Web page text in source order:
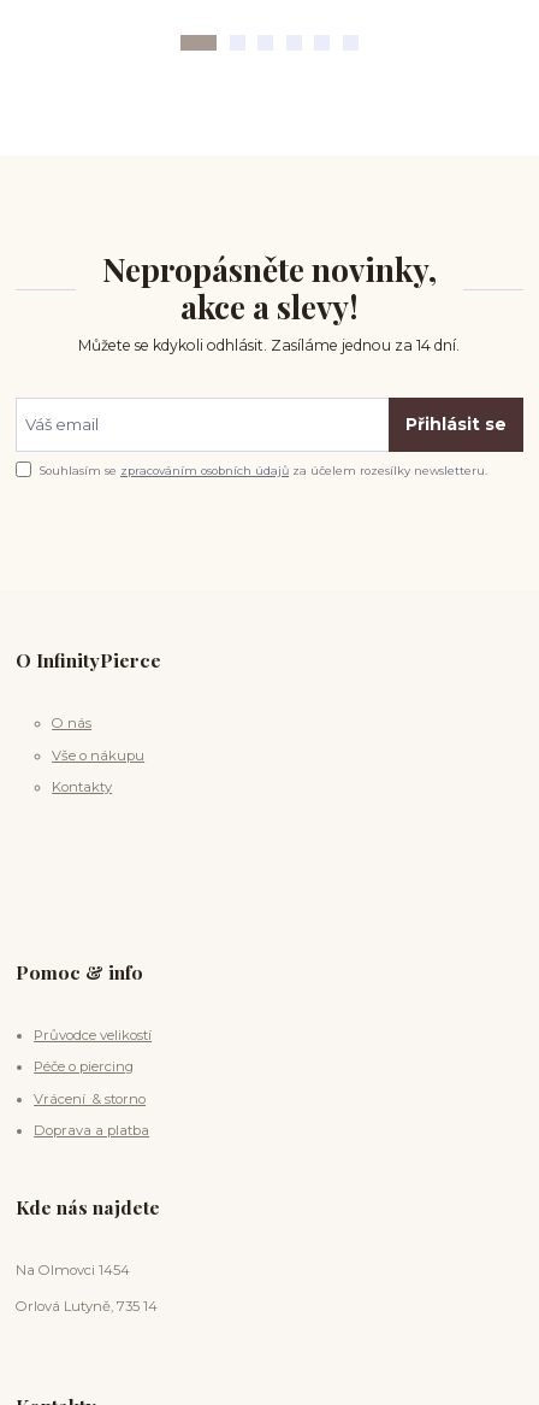
Nepropásněte novinky,
akce a slevy!
Můžete se kdykoli odhlásit. Zasíláme jednou za 14 dní.
Přihlásit se
Souhlasím se zpracováním osobních údajů za účelem rozesílky newsletteru.
O InfinityPierce
O nás
Vše o nákupu
Kontakty
Pomoc & info
Průvodce velikostí
Péče o piercing
Vrácení & storno
Doprava a platba
Kde nás najdete
Na Olmovci 1454
Orlová Lutyně, 735 14